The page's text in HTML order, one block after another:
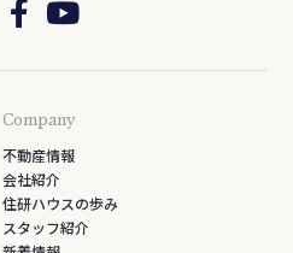
Company
不動産情報
会社紹介
住研ハウスの歩み
スタッフ紹介